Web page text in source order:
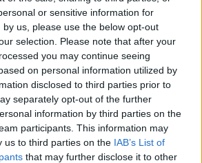
or sensitive information for
us, please use the below opt-out
selection. Please note that after your
you may continue seeing
on personal information utilized by
disclosed to third parties prior to
separately opt-out of the further
information by third parties on the
participants. This information may
us to third parties on the IAB’s List of
that may further disclose it to other
sin frus frågor – då säger han...